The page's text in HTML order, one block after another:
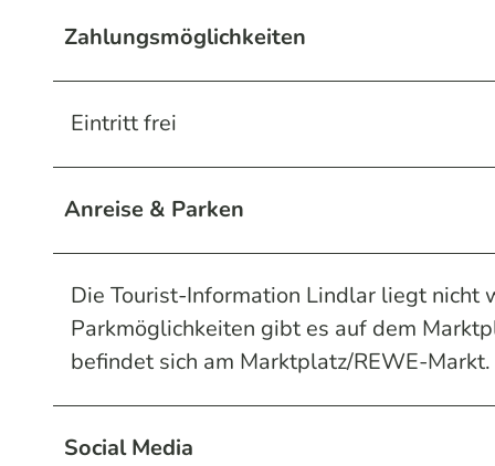
Zahlungsmöglichkeiten
Eintritt frei
Anreise & Parken
Die Tourist-Information Lindlar liegt nicht
Parkmöglichkeiten gibt es auf dem
befindet sich am Marktplatz/REWE-Markt.
Social Media